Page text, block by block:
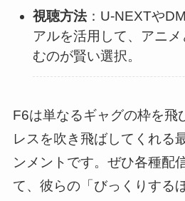
視聴方法：U-NEXTや
アルを活用して、アニ
むのが賢い選択。
F6は単なるギャグの枠を飛
レスを吹き飛ばしてくれる
ンメントです。ぜひ各種配
て、彼らの「びっくりする